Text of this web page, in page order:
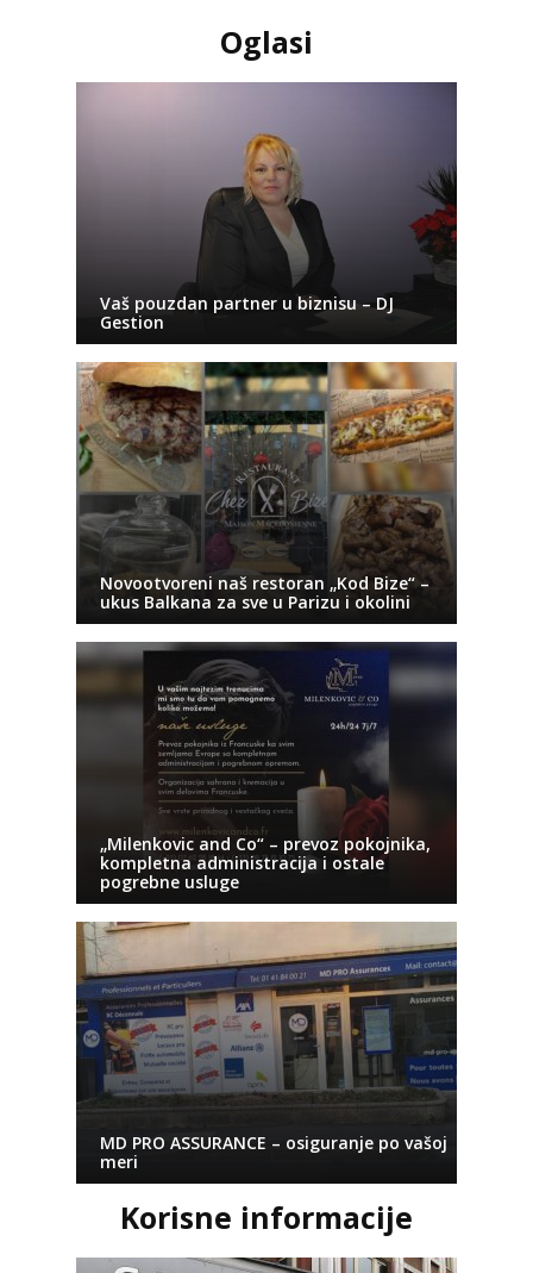
Oglasi
Vaš pouzdan partner u biznisu – DJ
Gestion
Novootvoreni naš restoran „Kod Bize“ –
ukus Balkana za sve u Parizu i okolini
„Milenkovic and Co“ – prevoz pokojnika,
kompletna administracija i ostale
pogrebne usluge
MD PRO ASSURANCE – osiguranje po vašoj
meri
Korisne informacije